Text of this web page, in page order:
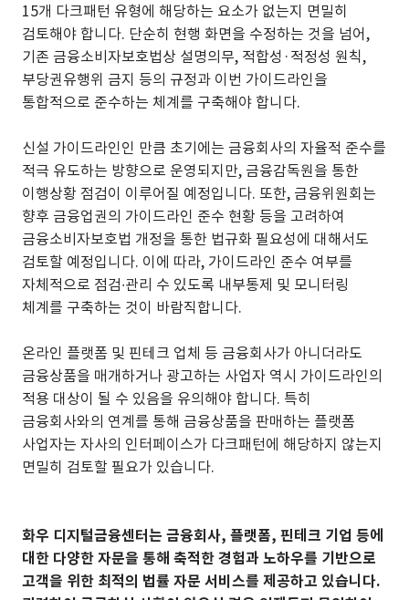
15개 다크패턴 유형에 해당하는 요소가 없는지 면밀히
검토해야 합니다. 단순히 현행 화면을 수정하는 것을 넘어,
기존 금융소비자보호법상 설명의무, 적합성·적정성 원칙,
부당권유행위 금지 등의 규정과 이번 가이드라인을
통합적으로 준수하는 체계를 구축해야 합니다.
신설 가이드라인인 만큼 초기에는 금융회사의 자율적 준수를
적극 유도하는 방향으로 운영되지만, 금융감독원을 통한
이행상황 점검이 이루어질 예정입니다. 또한, 금융위원회는
향후 금융업권의 가이드라인 준수 현황 등을 고려하여
금융소비자보호법 개정을 통한 법규화 필요성에 대해서도
검토할 예정입니다. 이에 따라, 가이드라인 준수 여부를
자체적으로 점검∙관리 수 있도록 내부통제 및 모니터링
체계를 구축하는 것이 바람직합니다.
온라인 플랫폼 및 핀테크 업체 등 금융회사가 아니더라도
금융상품을 매개하거나 광고하는 사업자 역시 가이드라인의
적용 대상이 될 수 있음을 유의해야 합니다. 특히
금융회사와의 연계를 통해 금융상품을 판매하는 플랫폼
사업자는 자사의 인터페이스가 다크패턴에 해당하지 않는지
면밀히 검토할 필요가 있습니다.
화우 디지털금융센터는 금융회사, 플랫폼, 핀테크 기업 등에
대한 다양한 자문을 통해 축적한 경험과 노하우를 기반으로
고객을 위한 최적의 법률 자문 서비스를 제공하고 있습니다.